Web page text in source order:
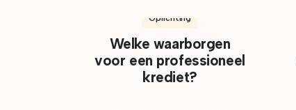
Oprichting
Welke waarborgen
voor een professioneel
krediet?